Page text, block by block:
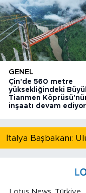
GENEL
Çin'de 560 metre
yüksekliğindeki
Tianmen
inşaatı devam ediyor